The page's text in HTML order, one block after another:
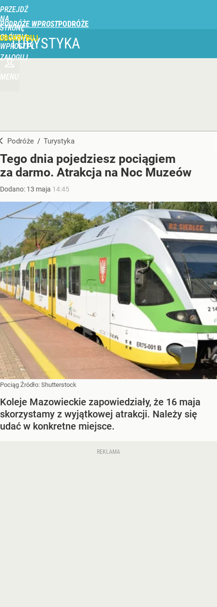
PRZEJDŹ
NA
STRONĘ
GŁÓWNĄ
WPROST.PL
PODRÓŻE WPROST
ZALOGUJ
MENU
TURYSTYKA
Podróże / Turystyka
Tego dnia pojedziesz pociągiem
za darmo. Atrakcja na Noc Muzeów
Dodano: 13 maja 14:45
Pociąg Źródło: Shutterstock
Koleje Mazowieckie zapowiedziały, że 16 maja
skorzystamy z wyjątkowej atrakcji. Należy się
udać w konkretne miejsce.